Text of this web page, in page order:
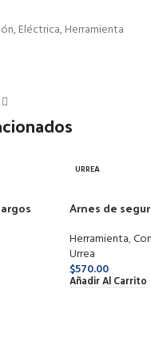
,Eléctrica,Herramienta
URREA
Arnes de
Herramienta,
Urrea
$570.00
Añadir Al Carrito